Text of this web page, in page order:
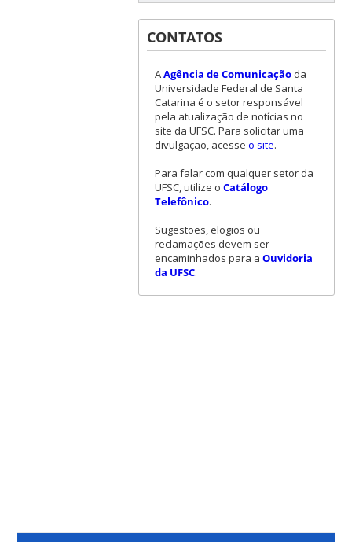
CONTATOS
AAgência de Comunicaçãoda
Universidade Federal de Santa
Catarina é o setor responsável
pela atualização de notícias no
site da UFSC. Para solicitar uma
divulgação, acesse o site.
Para falar com qualquer setor da
UFSC, utilize o Catálogo
Telefônico.
Sugestões, elogios ou
reclamações devem ser
encaminhados para a Ouvidoria
da UFSC.